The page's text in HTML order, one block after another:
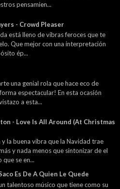
pensamien...
- Crowd Pleaser
está lleno de vibras feroces que te
Que mejor con una interpretación
ép...
una genial rola que hace eco de
espectacular! En esta ocasión
a esta...
- Love Is All Around (At Christmas
la buena vibra que la Navidad trae
y nada menos que sintonizar de el
se en...
Es De A Quien Le Quede
talentoso músico que tiene como su